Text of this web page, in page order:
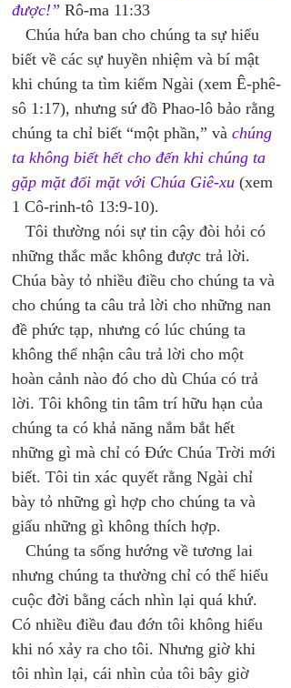
được!” Rô-ma 11:33
Chúa hứa ban cho chúng ta sự hiểu
biết về các sự huyền nhiệm và bí mật
khi chúng ta tìm kiếm Ngài (xem Ê-phê-
sô 1:17), nhưng sứ đồ Phao-lô bảo rằng
chúng ta chỉ biết “một phần,” và chúng
ta không biết hết cho đến khi chúng ta
gặp mặt đối mặt với Chúa Giê-xu (xem
1 Cô-rinh-tô 13:9-10).
Tôi thường nói sự tin cậy đòi hỏi có
những thắc mắc không được trả lời.
Chúa bày tỏ nhiều điều cho chúng ta và
cho chúng ta câu trả lời cho những nan
đề phức tạp, nhưng có lúc chúng ta
không thể nhận câu trả lời cho một
hoàn cảnh nào đó cho dù Chúa có trả
lời. Tôi không tin tâm trí hữu hạn của
chúng ta có khả năng nắm bắt hết
những gì mà chỉ có Đức Chúa Trời mới
biết. Tôi tin xác quyết rằng Ngài chỉ
bày tỏ những gì hợp cho chúng ta và
giấu những gì không thích hợp.
Chúng ta sống hướng về tương lai
nhưng chúng ta thường chỉ có thể hiểu
cuộc đời bằng cách nhìn lại quá khứ.
Có nhiều điều đau đớn tôi không hiểu
khi nó xảy ra cho tôi. Nhưng giờ khi
tôi nhìn lại, cái nhìn của tôi bây giờ